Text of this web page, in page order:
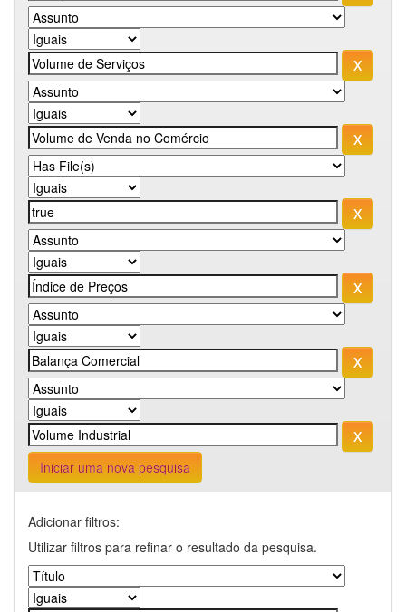
Iniciar uma nova pesquisa
Adicionar filtros:
Utilizar filtros para refinar o resultado da pesquisa.